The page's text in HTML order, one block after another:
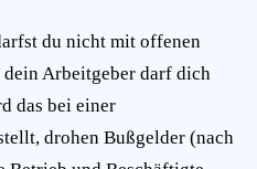
du nicht mit offenen
Arbeitgeber darf dich
das bei einer
drohen Bußgelder (nach